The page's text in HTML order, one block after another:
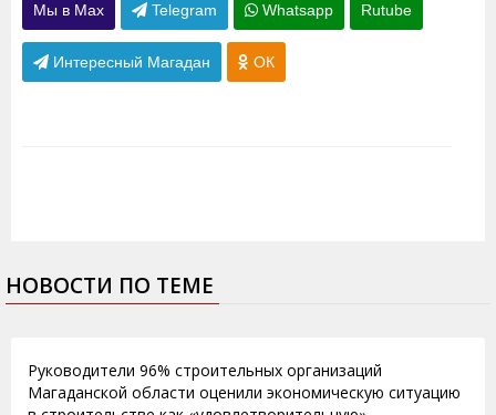
Мы в Max Telegram Whatsapp Rutube
Интересный Магадан ОК
НОВОСТИ ПО ТЕМЕ
Руководители 96% строительных организаций
Магаданской области оценили экономическую ситуацию